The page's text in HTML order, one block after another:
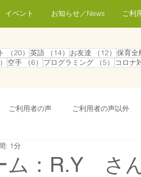
イベント お知らせ／News ご利
（20） 20件の記事
英語 （14） 14件の記事
お友達 （12） 12件の
保育全
7件の記事
空手 （6） 6件の記事
プログラミング （5） 5件の記
コロナ
ご利用者の声 ご利用者の声以外
シティ
ム：R.Y さ
: 1分